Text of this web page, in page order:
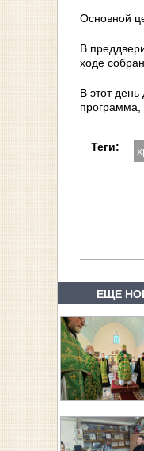
Основной
В
ходе
В этот
программа,
Теги:
ЕЩЕ